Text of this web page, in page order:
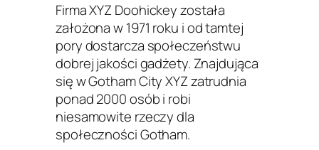
Firma XYZ Doohickey została
założona w 1971 roku i od tamtej
pory dostarcza społeczeństwu
dobrej jakości gadżety. Znajdująca
się w Gotham City XYZ zatrudnia
ponad 2000 osób i robi
niesamowite rzeczy dla
społeczności Gotham.